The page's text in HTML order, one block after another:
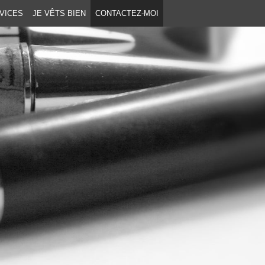
PRIVÉES
JE VÊTS BIEN CONTACTEZ-MOI